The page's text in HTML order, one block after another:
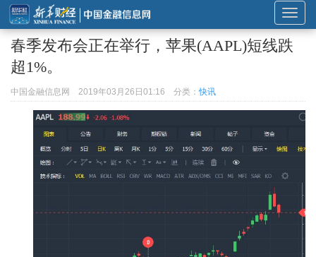
展
开
或
导
航
春季发布会正在举行，苹果(AAPL)短线跌
超1%。
中国金融信息网 2019年03月26日01:16 分类：快讯